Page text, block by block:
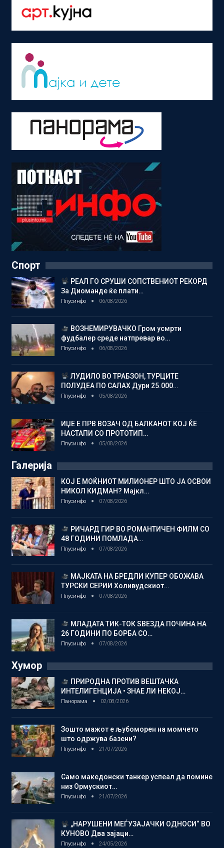
Спорт
РЕАЛ ГО СРУШИ СОПСТВЕНИОТ РЕКОРД
За Диоманде ќе плати…
Плусинфо 06/08/2026
ВОЗНЕМИРУВАЧКО Гром усмрти
фудбалер среде натпревар во…
Плусинфо 06/08/2026
ЛУДИЛО ВО ТРАБЗОН, ТУРЦИТЕ
ПОЛУДЕА ПО САЛАХ Дури 25.000…
Плусинфо 05/08/2026
ИЏЕ Е ПРВ ВОЗАЧ ОД БАЛКАНОТ КОЈ ЌЕ
НАСТАПИ СО ПРОТОТИП…
Плусинфо 05/08/2026
Галерија
КОЈ Е МОЌНИОТ МИЛИОНЕР ШТО ЈА ОСВОИ
НИКОЛ КИДМАН? Мајкл…
Плусинфо 07/08/2026
РИЧАРД ГИР ВО РОМАНТИЧЕН ФИЛМ СО
48 ГОДИНИ ПОМЛАДА…
Плусинфо 07/08/2026
МАЈКАТА НА БРЕДЛИ КУПЕР ОБОЖАВА
ТУРСКИ СЕРИИ Холивудскиот…
Плусинфо 07/08/2026
МЛАДАТА ТИК-ТОК ЅВЕЗДА ПОЧИНА НА
26 ГОДИНИ ПО БОРБА СО…
Плусинфо 07/08/2026
Хумор
ПРИРОДНА ПРОТИВ ВЕШТАЧКА
ИНТЕЛИГЕНЦИЈА • ЗНАЕ ЛИ НЕКОЈ…
Панорама 02/08/2026
Зошто мажот е љубоморен на момчето
што одржува базени?
Плусинфо 21/07/2026
Само македонски танкер успеал да помине
низ Ормускиот…
Плусинфо 21/07/2026
„НАРУШЕНИ МЕЃУЗАЈАЧКИ ОДНОСИ“ ВО
КУНОВО Два зајаци…
Плусинфо 24/05/2026